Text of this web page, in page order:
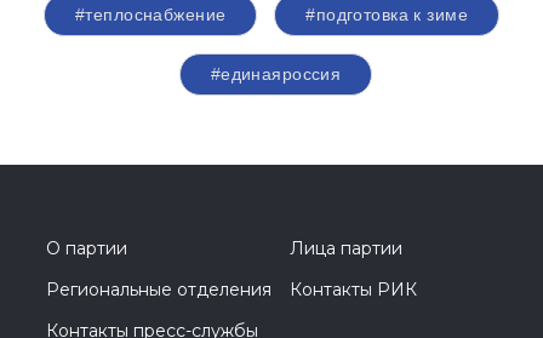
#теплоснабжение #подготовка к зиме
#единаяроссия
О партии
Лица партии
Региональные отделения
Контакты РИК
Контакты пресс-службы